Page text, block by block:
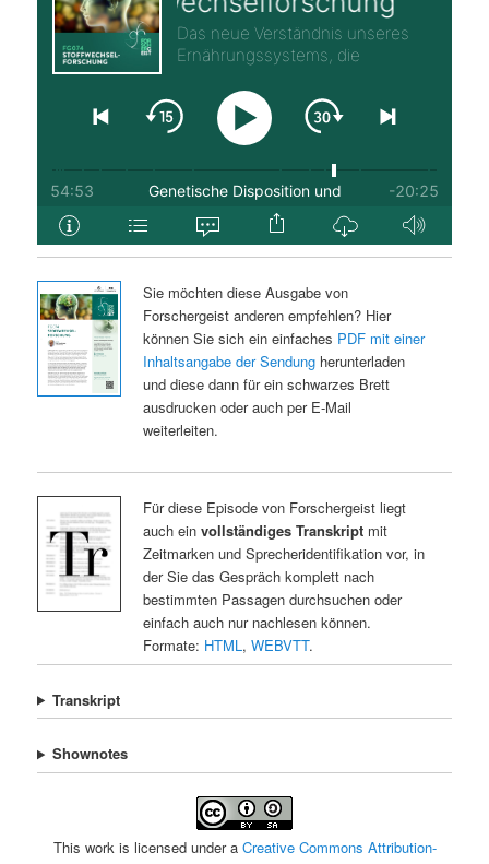
Sie möchten diese Ausgabe von
Forschergeist anderen empfehlen? Hier
können Sie sich ein einfaches PDF mit einer
Inhaltsangabe der Sendungherunterladen
und diese dann für ein schwarzes Brett
ausdrucken oder auch per E-Mail
weiterleiten.
Für diese Episode von Forschergeist liegt
auch ein vollständiges Transkriptmit
Zeitmarken und Sprecheridentifikation vor, in
der Sie das Gespräch komplett nach
bestimmten Passagen durchsuchen oder
einfach auch nur nachlesen können.
Formate: HTML, WEBVTT.
Transkript
Shownotes
This work is licensed under a Creative Commons Attribution-